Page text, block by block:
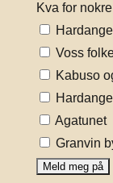
Kva for
Voss
Kabuso
Agatunet
Granvin